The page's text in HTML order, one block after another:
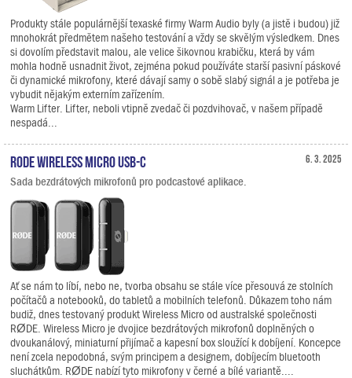
Produkty stále populárnější texaské firmy Warm Audio byly (a jistě i budou) již
mnohokrát předmětem našeho testování a vždy se skvělým výsledkem. Dnes
si dovolím představit malou, ale velice šikovnou krabičku, která by vám
mohla hodně usnadnit život, zejména pokud používáte starší pasivní páskové
či dynamické mikrofony, které dávají samy o sobě slabý signál a je potřeba je
vybudit nějakým externím zařízením.
Warm Lifter. Lifter, neboli vtipně zvedač či pozdvihovač, v našem případě
nespadá...
6. 3. 2025
RODE Wireless Micro USB-C
Sada bezdrátových mikrofonů pro podcastové aplikace.
Ať se nám to líbí, nebo ne, tvorba obsahu se stále více přesouvá ze stolních
počítačů a notebooků, do tabletů a mobilních telefonů. Důkazem toho nám
budiž, dnes testovaný produkt Wireless Micro od australské společnosti
RØDE. Wireless Micro je dvojice bezdrátových mikrofonů doplněných o
dvoukanálový, miniaturní přijímač a kapesní box sloužící k dobíjení. Koncepce
není zcela nepodobná, svým principem a designem, dobíjecím bluetooth
sluchátkům. RØDE nabízí tyto mikrofony v černé a bílé variantě....